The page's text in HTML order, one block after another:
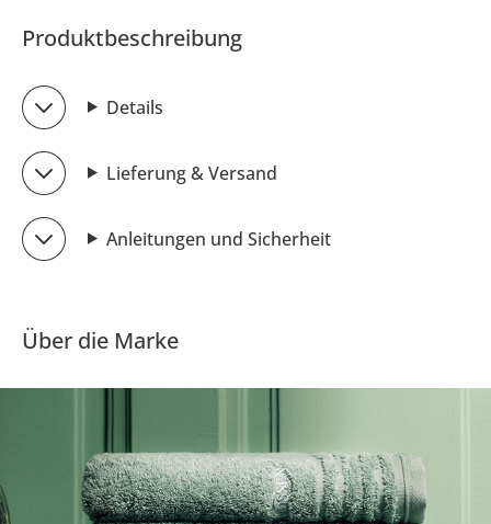
Produktbeschreibung
Details
Lieferung & Versand
Anleitungen und Sicherheit
Über die Marke